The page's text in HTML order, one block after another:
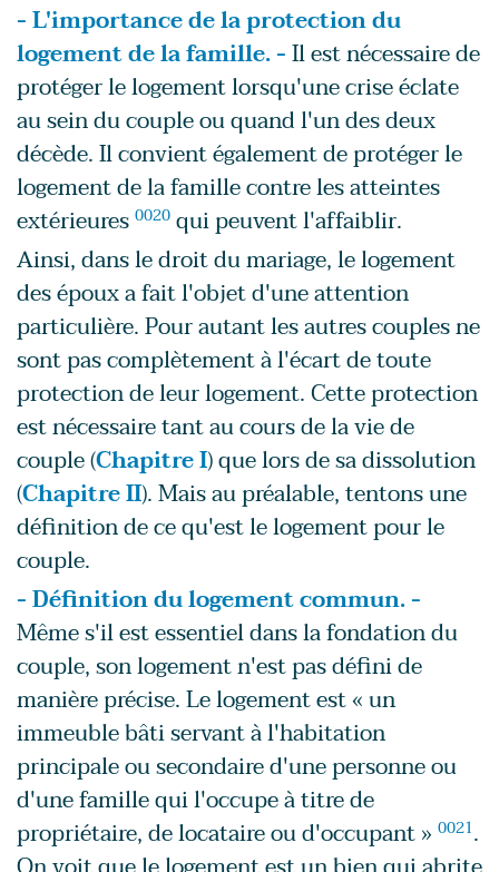
- L'importance de la protection du
logement de la famille. -Il est nécessaire de
protéger le logement lorsqu'une crise éclate
au sein du couple ou quand l'un des deux
décède. Il convient également de protéger le
logement de la famille contre les atteintes
extérieures 0020 qui peuvent l'affaiblir.
Ainsi, dans le droit du mariage, le logement
des époux a fait l'objet d'une attention
particulière. Pour autant les autres couples ne
sont pas complètement à l'écart de toute
protection de leur logement. Cette protection
est nécessaire tant au cours de la vie de
couple (Chapitre I) que lors de sa dissolution
(Chapitre II). Mais au préalable, tentons une
définition de ce qu'est le logement pour le
couple.
- Définition du logement commun. -
Même s'il est essentiel dans la fondation du
couple, son logement n'est pas défini de
manière précise. Le logement est « un
immeuble bâti servant à l'habitation
principale ou secondaire d'une personne ou
d'une famille qui l'occupe à titre de
propriétaire, de locataire ou d'occupant » 0021.